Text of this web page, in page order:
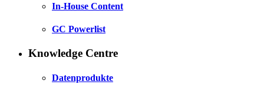
In-House Content
GC Powerlist
Knowledge Centre
Datenprodukte